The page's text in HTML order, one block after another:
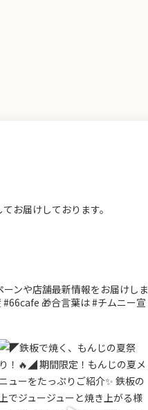
お届けしております。
ンや店舗最新情報をお届けしま
🎁合言葉は #チムニー宣